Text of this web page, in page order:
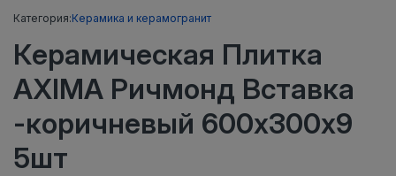
Категория:Керамика и керамогранит
Керамическая Плитка
AXIMA Ричмонд Вставка
-коричневый 600х300х9
5шт